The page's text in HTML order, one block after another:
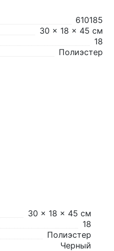
610185
30 x 18 x 45 см
18
Полиэстер
30 x 18 x 45 см
18
Полиэстер
Черный